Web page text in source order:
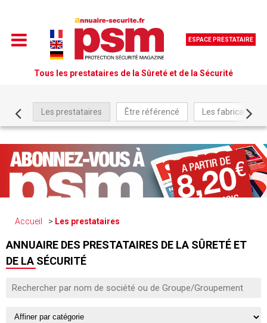
ESPACE PRESTATAIRE
Tous les prestataires de la Sûreté et de la Sécurité
Les prestataires Être référencé Les fabricants
Accueil Les prestataires
ANNUAIRE DES PRESTATAIRES DE LA SÛRETÉ ET
DE LA SÉCURITÉ